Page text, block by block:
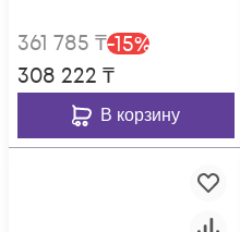
361 785 ₸-15%
308 222 ₸
В корзину